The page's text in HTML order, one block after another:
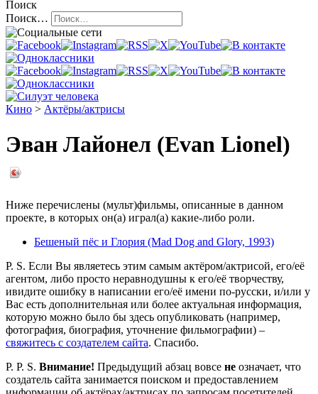
Поиск
Поиск…
Кино > Актёры/актрисы
Эван Лайонел (Evan Lionel)
Ниже перечислены (мульт)фильмы, описанные в данном
проекте, в которых он(а) играл(а) какие-либо роли.
Бешеный пёс и Глория (Mad Dog and Glory, 1993)
P. S. Если Вы являетесь этим самым актёром/актрисой, его/её
агентом, либо просто неравнодушны к его/её творчеству,
ивидите ошибку в написании его/её имени по-русски, и/или у
Вас есть дополнительная или более актуальная информация,
которую можно было бы здесь опубликовать (например,
фотография, биография, уточнение фильмографии) –
свяжитесь с создателем сайта. Спасибо.
P. P. S. Внимание! Предыдущий абзац вовсе не означает, что
создатель сайта занимается поиском и предоставлением